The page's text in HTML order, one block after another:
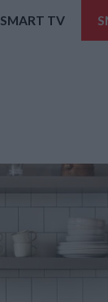
SMART TV